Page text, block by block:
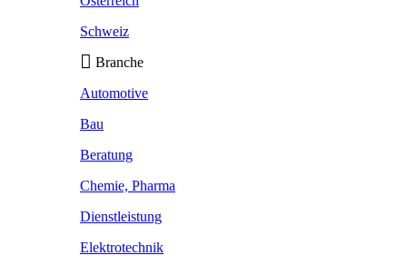
Schweiz
Branche
Automotive
Bau
Beratung
Chemie, Pharma
Dienstleistung
Elektrotechnik